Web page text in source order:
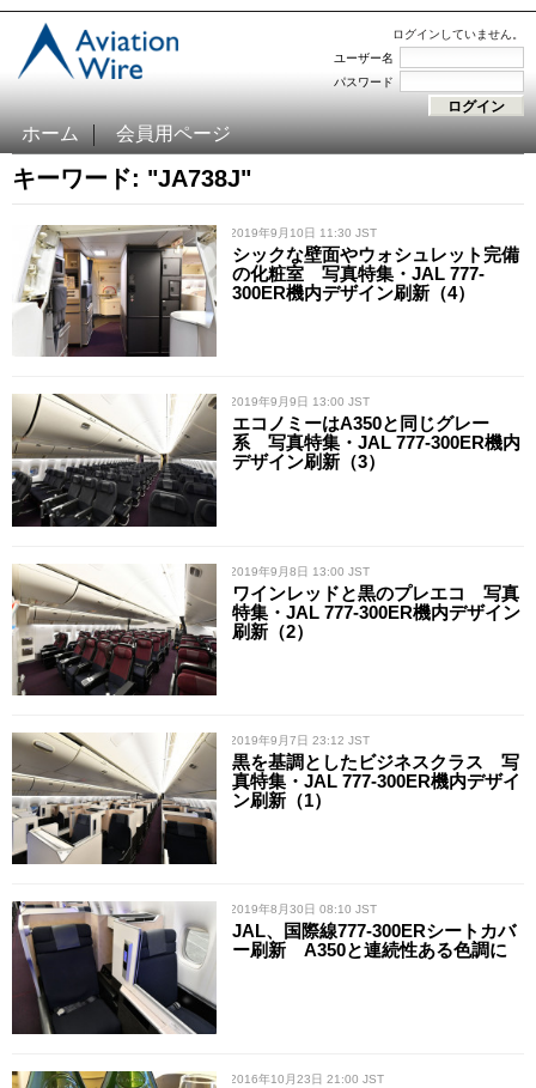
ログインしていません。
ユーザー名
パスワード
ホーム 会員用ページ
キーワード: "JA738J"
/ 2019年9月10日 11:30 JST
シックな壁面やウォシュレット完備
の化粧室 写真特集・JAL 777-
300ER機内デザイン刷新（4）
/ 2019年9月9日 13:00 JST
エコノミーはA350と同じグレー
系 写真特集・JAL 777-300ER機内
デザイン刷新（3）
/ 2019年9月8日 13:00 JST
ワインレッドと黒のプレエコ 写真
特集・JAL 777-300ER機内デザイン
刷新（2）
/ 2019年9月7日 23:12 JST
黒を基調としたビジネスクラス 写
真特集・JAL 777-300ER機内デザイ
ン刷新（1）
/ 2019年8月30日 08:10 JST
JAL、国際線777-300ERシートカバ
ー刷新 A350と連続性ある色調に
/ 2016年10月23日 21:00 JST